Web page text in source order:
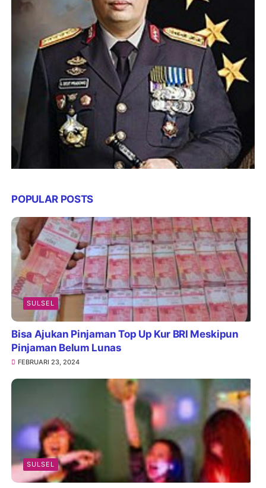
POPULAR POSTS
SULSEL
Bisa Ajukan Pinjaman Top Up Kur BRI Meskipun
Pinjaman Belum Lunas
FEBRUARI 23, 2024
SULSEL